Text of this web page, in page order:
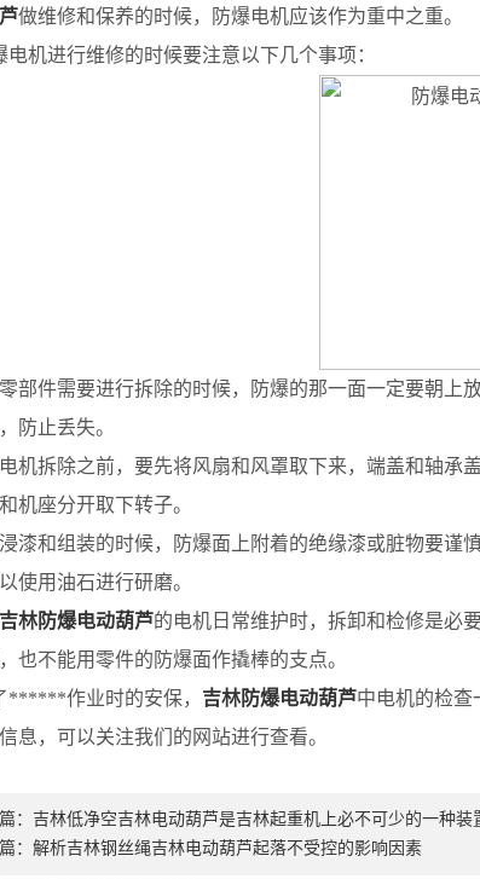
做维修和保养的时候，防爆电机应该作为重中之重。
机进行维修的时候要注意以下几个事项：
件需要进行拆除的时候，防爆的那一面一定要朝上
防止丢失。
拆除之前，要先将风扇和风罩取下来，端盖和轴承
机座分开取下转子。
和组装的时候，防爆面上附着的绝缘漆或脏物要谨
使用油石进行研磨。
吉林防爆电动葫芦的电机日常维护时，拆卸和检修是必
也不能用零件的防爆面作撬棒的支点。
作业时的安保， 吉林防爆电动葫芦中电机的检查
息，可以关注我们的网站进行查看。
： 吉林低净空吉林电动葫芦是吉林起重机上必不可少的一种装
： 解析吉林钢丝绳吉林电动葫芦起落不受控的影响因素